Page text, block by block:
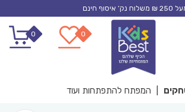
0
0
המפתח להתפתחות ועוד